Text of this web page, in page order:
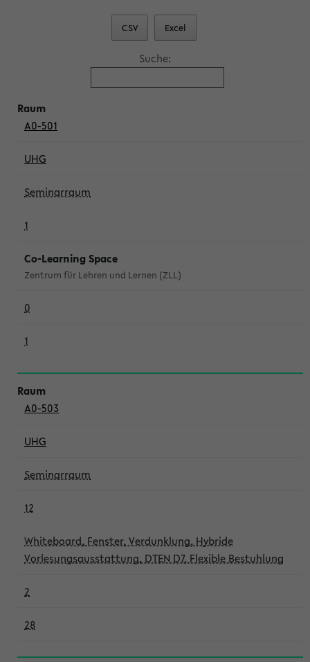
CSV Excel
Suche:
A0-501
UHG
Seminarraum
1
Co-Learning Space
Zentrum für Lehren und Lernen (ZLL)
0
1
A0-503
UHG
Seminarraum
12
Whiteboard, Fenster, Verdunklung, Hybride
Vorlesungsausstattung, DTEN D7, Flexible Bestuhlung
2
28